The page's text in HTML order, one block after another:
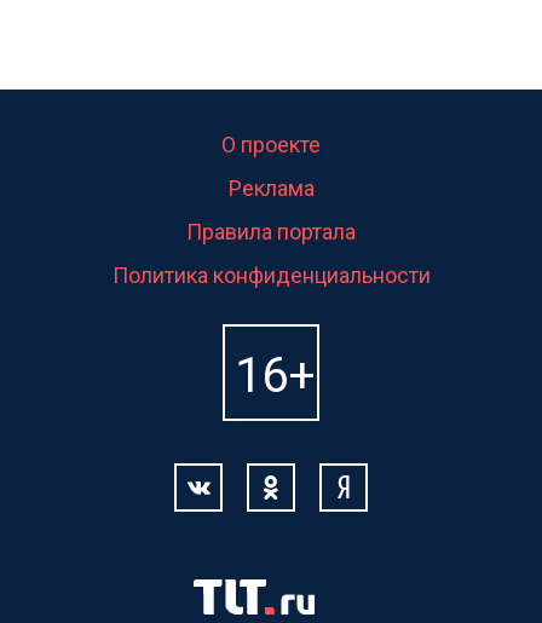
О проекте
Реклама
Правила портала
Политика конфиденциальности